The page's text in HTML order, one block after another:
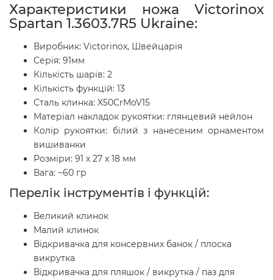
Характеристики ножа Victorinox
Spartan 1.3603.7R5 Ukraine:
Виробник: Victorinox, Швейцарія
Серія: 91мм
Кількість шарів: 2
Кількість функцій: 13
Сталь клинка: X50CrMoV15
Матеріал накладок рукоятки: глянцевий нейлон
Колір рукоятки: білий з нанесеним орнаментом
вишиванки
Розміри: 91 х 27 х 18 мм
Вага: ~60 гр
Перелік інструментів і функцій:
Великий клинок
Малий клинок
Відкривачка для консервних банок / плоска
викрутка
Відкривачка для пляшок / викрутка / паз для